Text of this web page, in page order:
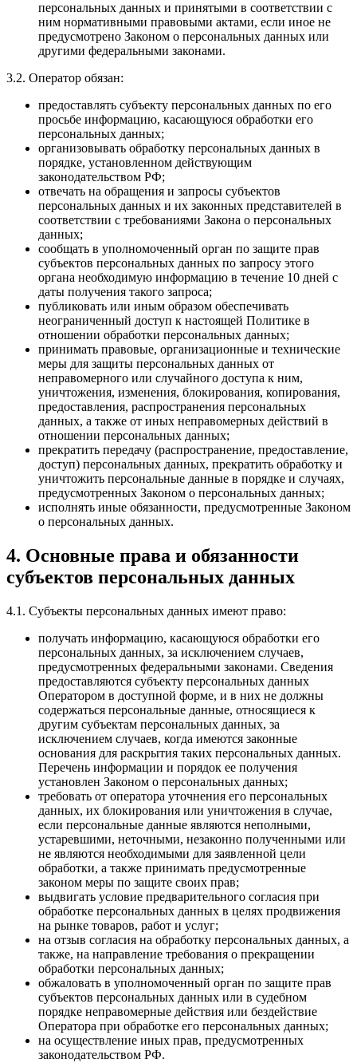
персональных данных и принятыми в соответствии с
ним нормативными правовыми актами, если иное не
предусмотрено Законом о персональных данных или
другими федеральными законами.
3.2. Оператор обязан:
предоставлять субъекту персональных данных по его
просьбе информацию, касающуюся обработки его
персональных данных;
организовывать обработку персональных данных в
порядке, установленном действующим
законодательством РФ;
отвечать на обращения и запросы субъектов
персональных данных и их законных представителей в
соответствии с требованиями Закона о персональных
данных;
сообщать в уполномоченный орган по защите прав
субъектов персональных данных по запросу этого
органа необходимую информацию в течение 10 дней с
даты получения такого запроса;
публиковать или иным образом обеспечивать
неограниченный доступ к настоящей Политике в
отношении обработки персональных данных;
принимать правовые, организационные и технические
меры для защиты персональных данных от
неправомерного или случайного доступа к ним,
уничтожения, изменения, блокирования, копирования,
предоставления, распространения персональных
данных, а также от иных неправомерных действий в
отношении персональных данных;
прекратить передачу (распространение, предоставление,
доступ) персональных данных, прекратить обработку и
уничтожить персональные данные в порядке и случаях,
предусмотренных Законом о персональных данных;
исполнять иные обязанности, предусмотренные Законом
о персональных данных.
4. Основные права и обязанности
субъектов персональных данных
4.1. Субъекты персональных данных имеют право:
получать информацию, касающуюся обработки его
персональных данных, за исключением случаев,
предусмотренных федеральными законами. Сведения
предоставляются субъекту персональных данных
Оператором в доступной форме, и в них не должны
содержаться персональные данные, относящиеся к
другим субъектам персональных данных, за
исключением случаев, когда имеются законные
основания для раскрытия таких персональных данных.
Перечень информации и порядок ее получения
установлен Законом о персональных данных;
требовать от оператора уточнения его персональных
данных, их блокирования или уничтожения в случае,
если персональные данные являются неполными,
устаревшими, неточными, незаконно полученными или
не являются необходимыми для заявленной цели
обработки, а также принимать предусмотренные
законом меры по защите своих прав;
выдвигать условие предварительного согласия при
обработке персональных данных в целях продвижения
на рынке товаров, работ и услуг;
на отзыв согласия на обработку персональных данных, а
также, на направление требования о прекращении
обработки персональных данных;
обжаловать в уполномоченный орган по защите прав
субъектов персональных данных или в судебном
порядке неправомерные действия или бездействие
Оператора при обработке его персональных данных;
на осуществление иных прав, предусмотренных
законодательством РФ.